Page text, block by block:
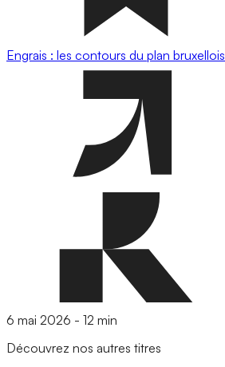
Engrais : les contours du plan bruxellois
6 mai 2026 - 12 min
Découvrez nos autres titres